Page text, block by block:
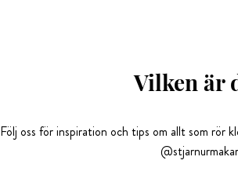
Vilken är
Följ oss för inspiration och tips om allt som rör